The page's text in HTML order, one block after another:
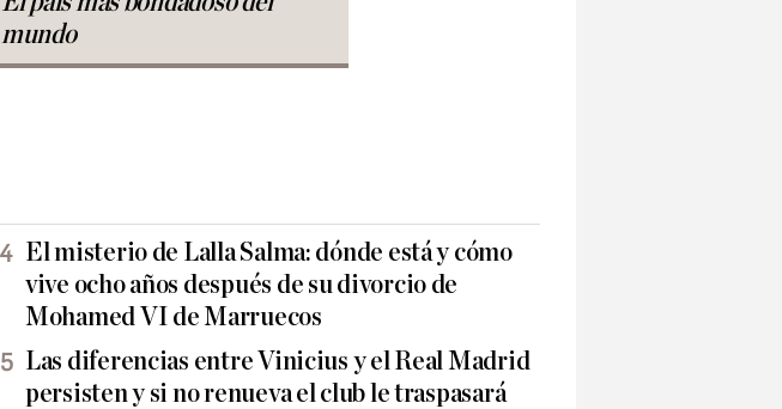
mundo
El misterio de Lalla Salma: dónde está y cómo
vive ocho años después de su divorcio de
Mohamed VI de Marruecos
Las diferencias entre Vinicius y el Real Madrid
persisten y si no renueva el club le traspasará